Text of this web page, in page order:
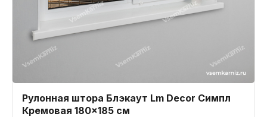
Рулонная штора Блэкаут Lm Decor Симпл
Кремовая 180x185 см